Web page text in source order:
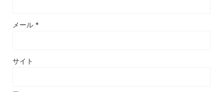
メール *
サイト